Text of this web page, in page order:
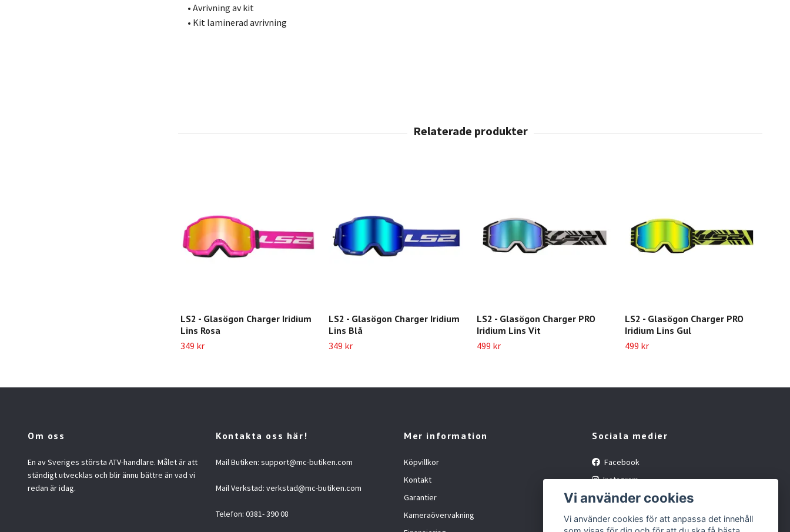
• Avrivning av kit
• Kit laminerad avrivning
LS2 - Glasögon Charger Iridium
Lins Rosa
349 kr
LS2 - Glasögon Charger Iridium
Lins Blå
349 kr
LS2 - Glasögon Charger PRO
Iridium Lins Vit
499 kr
LS2 - Glasögon Charger PRO
Iridium Lins Gul
499 kr
Om oss
En av Sveriges största ATV-handlare. Målet är att
ständigt utvecklas och blir ännu bättre än vad vi
redan är idag.
Kontakta oss här!
Mail Butiken: support@mc-butiken.com
Mail Verkstad: verkstad@mc-butiken.com
Telefon: 0381- 390 08
Mer information
Köpvillkor
Kontakt
Garantier
Kameraövervakning
Sociala medier
Facebook
Instagram
YouTube
Vi använder cookies
Vi använder cookies för att anpassa det innehåll